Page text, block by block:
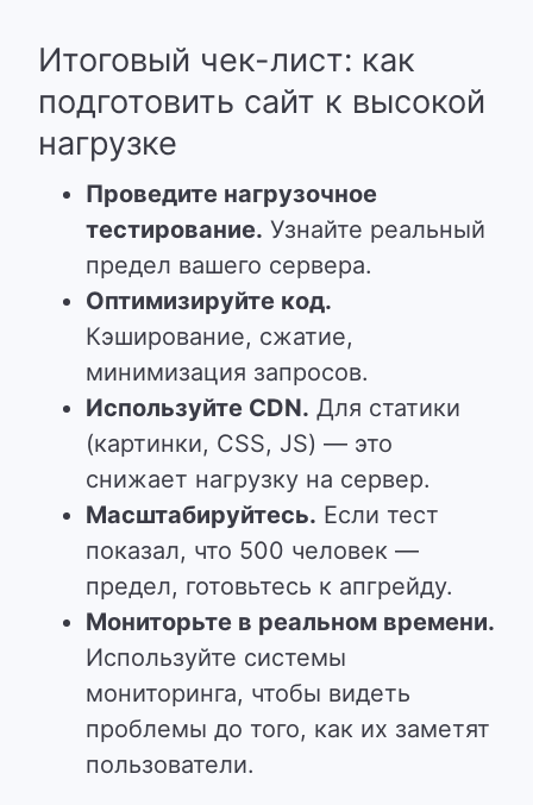
Итоговый чек-лист: как
подготовить сайт к высокой
нагрузке
Проведите нагрузочное
тестирование. Узнайте реальный
предел вашего сервера.
Оптимизируйте код.
Кэширование, сжатие,
минимизация запросов.
Используйте CDN. Для статики
(картинки, CSS, JS) — это
снижает нагрузку на сервер.
Масштабируйтесь. Если тест
показал, что 500 человек —
предел, готовьтесь к апгрейду.
Мониторьте в реальном времени.
Используйте системы
мониторинга, чтобы видеть
проблемы до того, как их заметят
пользователи.